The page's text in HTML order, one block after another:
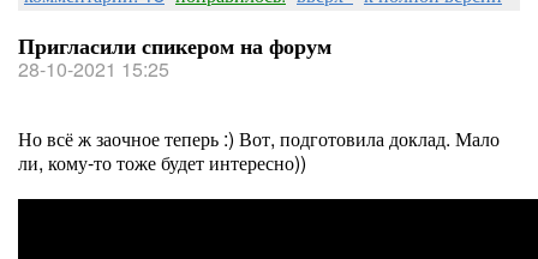
Пригласили спикером на форум
28-10-2021 15:25
Но всё ж заочное теперь :) Вот, подготовила доклад. Мало
ли, кому-то тоже будет интересно))